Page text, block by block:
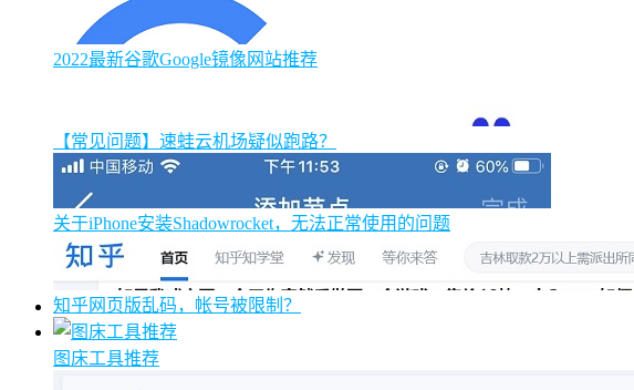
2022最新谷歌Google镜像网站推荐
【常见问题】速蛙云机场疑似跑路？
关于iPhone安装Shadowrocket，无法正常使用的问题
知乎网页版乱码，帐号被限制？
图床工具推荐